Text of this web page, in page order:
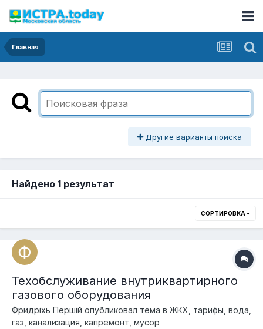
Главная
Другие варианты поиска
Найдено 1 результат
СОРТИРОВКА
Техобслуживание внутриквартирного
газового оборудования
Фридрixь Першiй опубликовал тема в ЖКХ, тарифы, вода,
газ, канализация, капремонт, мусор